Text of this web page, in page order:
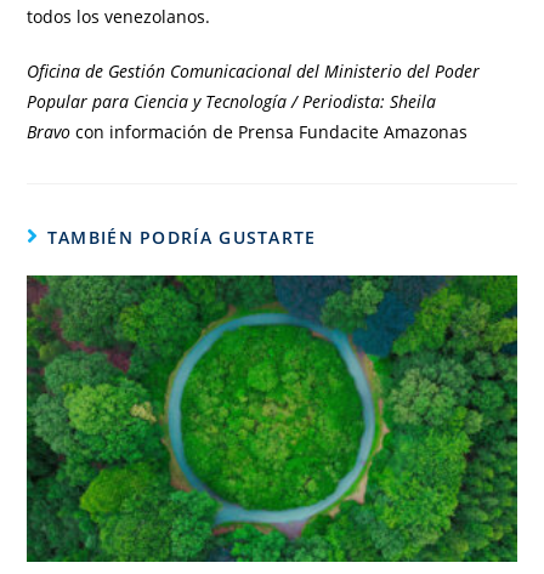
todos los venezolanos.
Oficina de Gestión Comunicacional del Ministerio del Poder
Popular para Ciencia y Tecnología / Periodista: Sheila
Bravo con información de Prensa Fundacite Amazonas
TAMBIÉN PODRÍA GUSTARTE